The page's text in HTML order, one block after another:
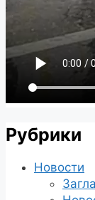
Рубрики
Новости